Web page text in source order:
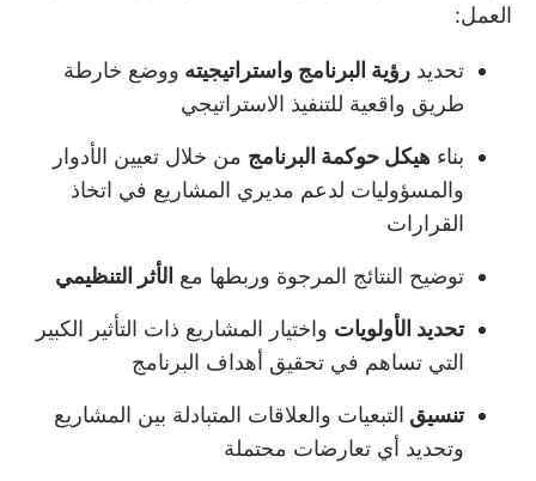
العمل:
تحديد رؤية البرنامج واستراتيجيته ووضع خارطة
طريق واقعية للتنفيذ الاستراتيجي
بناء هيكل حوكمة البرنامج من خلال تعيين الأدوار
والمسؤوليات لدعم مديري المشاريع في اتخاذ
القرارات
توضيح النتائج المرجوة وربطها مع الأثر التنظيمي
تحديد الأولويات واختيار المشاريع ذات التأثير الكبير
التي تساهم في تحقيق أهداف البرنامج
تنسيق التبعيات والعلاقات المتبادلة بين المشاريع
وتحديد أي تعارضات محتملة